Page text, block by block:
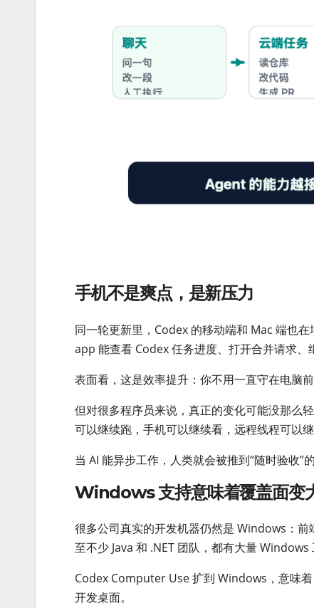
手机不是爽点，是新压力
同一轮更新里，Codex 的移动端和 Mac 端也
app 能查看 Codex 任务进度、打开合并请求、
表面看，这是效率提升：你不用一直守在电脑
但对很多程序员来说，真正的变化可能没那么
可以继续跑，手机可以继续看，远程线程可以继
当 AI 能异步工作，人类就会被推到“随时验收”
Windows 支持意味着覆盖面变
很多公司真实的开发机器仍然是 Windows：
至不少 Java 和 .NET 团队，都有大量 Windows
Codex Computer Use 扩到 Windows，意味
开发桌面。